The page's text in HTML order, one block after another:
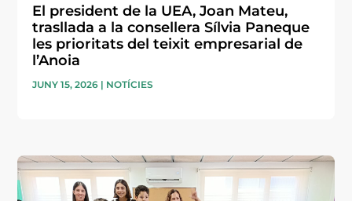
El president de la UEA, Joan Mateu,
trasllada a la consellera Sílvia Paneque
les prioritats del teixit empresarial de
l’Anoia
JUNY 15, 2026 | NOTÍCIES